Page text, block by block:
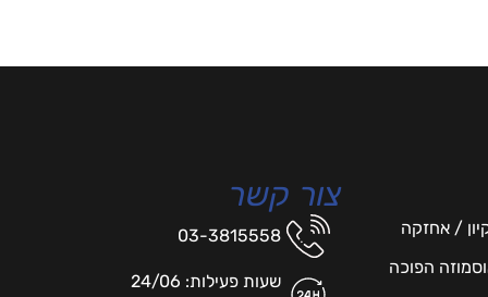
/ אחזקה
הפוכה
צור קשר
03-3815558
שעות פעילות: 24/06